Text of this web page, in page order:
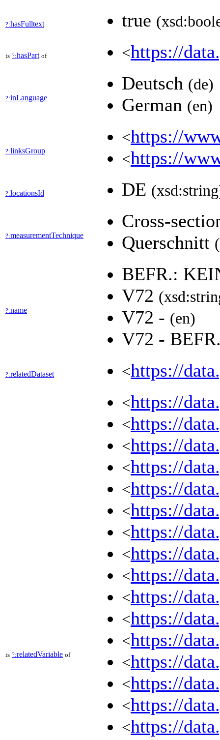
?:hasFulltext true
is ?:hasPart of <https://
?:inLanguage
Deutsch (de)
German (en)
?:linksGroup
<https://
<https://
?:locationsId DE
?:measurementTechnique
Cross-
Querschnitt
?:name
BEFR.:
V72
V72 - (en)
V72 -
?:relatedDataset <https://
is ?:relatedVariable of
<https://
<https://
<https://
<https://
<https://
<https://
<https://
<https://
<https://
<https://
<https://
<https://
<https://
<https://
<https://
<https://